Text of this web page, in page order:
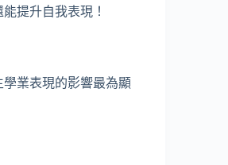
提升自我表現！
業表現的影響最為顯